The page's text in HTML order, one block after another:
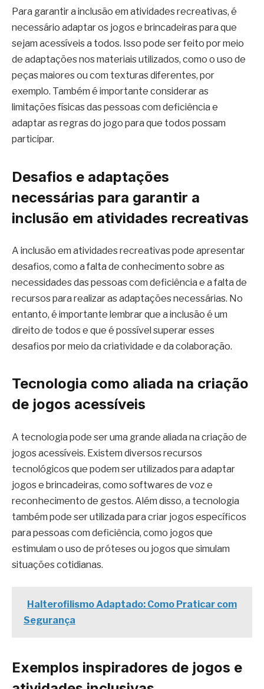
Para garantir a inclusão em atividades recreativas, é
necessário adaptar os jogos e brincadeiras para que
sejam acessíveis a todos. Isso pode ser feito por meio
de adaptações nos materiais utilizados, como o uso de
peças maiores ou com texturas diferentes, por
exemplo. Também é importante considerar as
limitações físicas das pessoas com deficiência e
adaptar as regras do jogo para que todos possam
participar.
Desafios e adaptações
necessárias para garantir a
inclusão em atividades recreativas
A inclusão em atividades recreativas pode apresentar
desafios, como a falta de conhecimento sobre as
necessidades das pessoas com deficiência e a falta de
recursos para realizar as adaptações necessárias. No
entanto, é importante lembrar que a inclusão é um
direito de todos e que é possível superar esses
desafios por meio da criatividade e da colaboração.
Tecnologia como aliada na criação
de jogos acessíveis
A tecnologia pode ser uma grande aliada na criação de
jogos acessíveis. Existem diversos recursos
tecnológicos que podem ser utilizados para adaptar
jogos e brincadeiras, como softwares de voz e
reconhecimento de gestos. Além disso, a tecnologia
também pode ser utilizada para criar jogos específicos
para pessoas com deficiência, como jogos que
estimulam o uso de próteses ou jogos que simulam
situações cotidianas.
Halterofilismo Adaptado: Como Praticar com
Segurança
Exemplos inspiradores de jogos e